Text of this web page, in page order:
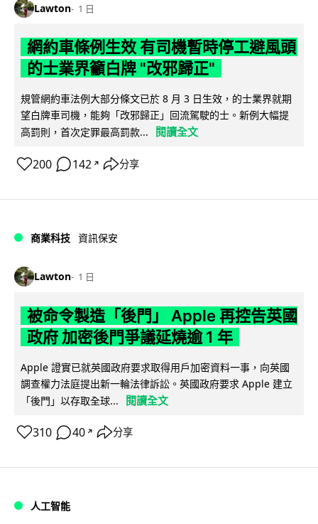
Lawton 1 日
網約車條例生效 有司機暫時停工避風頭
的士業界籲白牌 "改邪歸正"
規管網約車法例大部分條文已於 8 月 3 日生效，的士業界就期
望白牌車司機，能夠「改邪歸正」回流駕駛的士。新例大幅提
高罰則，首次定罪最高罰款...
閱讀全文
200 142 ↗ 分享
商業科技 資訊保安
Lawton 1 日
被命令製造「後門」 Apple 再控告英國
政府 加密後門爭議延燒逾 1 年
Apple 證實已就英國政府要求取得用戶加密資料一事，向英國
調查權力法庭提出新一輪法律訴訟。英國政府要求 Apple 建立
「後門」以存取全球...
閱讀全文
310 40 ↗ 分享
人工智能